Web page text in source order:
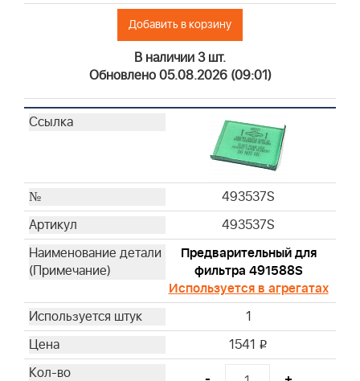
Добавить в корзину
В наличии 3 шт.
Обновлено 05.08.2026 (09:01)
493537S
493537S
Предварительный для
фильтра 491588S
Используется в агрегатах
1
1541 i